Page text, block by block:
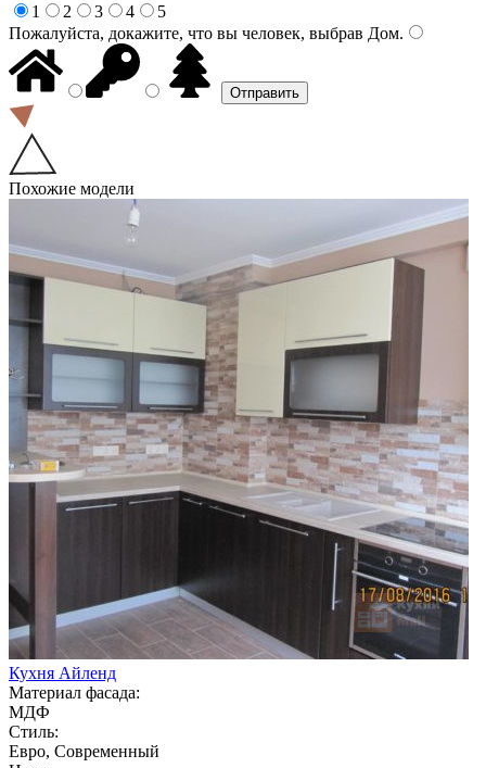
1
2 3 4
5
Пожалуйста, докажите, что вы человек, выбрав Дом.
Похожие модели
Кухня Айленд
Материал фасада:
МДФ
Стиль:
Евро, Современный